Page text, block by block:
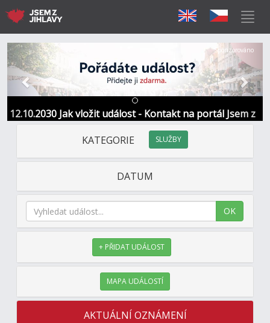
12.10.2030 Jak vložit událost - Kontakt na portál Jsem z
Jihlavy
Předchozí Další
Sponzorováno
KATEGORIE SLUŽBY
DATUM
OK
+ PŘIDAT UDÁLOST
MAPA UDÁLOSTÍ
AKTUÁLNÍ OZNÁMENÍ